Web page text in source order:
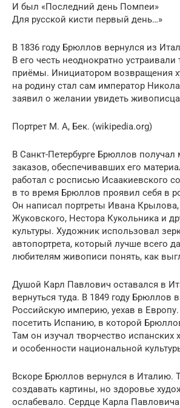
И был «Последний день Помпеи»
Для русской кисти первый день…»
В 1836 году Брюллов вернулся из
В его честь неоднократно
приёмы. Инициатором возвращения
на родину стал сам император
заявил о желании увидеть
Портрет М. А, Бек. (wikipedia.org)
В Санкт-Петербурге Брюллов
заказов, обеспечивавших его
работал с росписью Исаакиевского
в то время Брюллов проявил себя в
Он написал портреты Ивана
Жуковского, Нестора Кукольника и
культуры. Художник использовал
автопортрета, который лучше всего
любителям живописи понять, как
Душой Карл Павлович оставался в
вернуться туда. В 1849 году Брюллов
Российскую империю, уехав в
посетить Испанию, в которой
Там он изучал творчество испанских
и особенности национальной
Вскоре Брюллов вернулся в Италию.
создавать картины, но здоровье
ослабевало. Сердце Карла